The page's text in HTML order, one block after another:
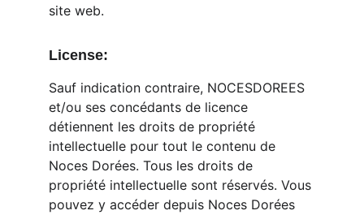
site web.
License:
Sauf indication contraire, NOCESDOREES
et/ou ses concédants de licence
détiennent les droits de propriété
intellectuelle pour tout le contenu de
Noces Dorées. Tous les droits de
propriété intellectuelle sont réservés. Vous
pouvez y accéder depuis Noces Dorées